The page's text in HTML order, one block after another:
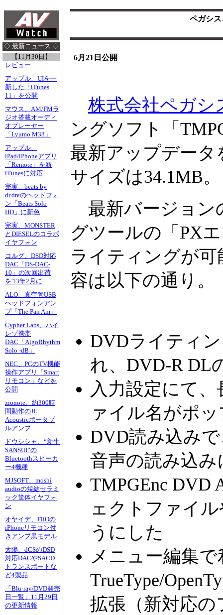
◇ 最新ニュース ◇
【11月30日】
レビュー
アップル、UIを一
新した「iTunes
11」を公開
マウス、AM/FMラ
ジオ搭載オーディ
オプレーヤー
「Lyumo M33」
アップル、
iPad/iPhoneアプリ
「Remote」を新
iTunesに対応
完実、beats by
dr.dreのヘッドフォ
ン「Beats Solo
HD」に新色
完実、MONSTER
とDIESELのコラボ
イヤフォン
コルグ、DSD対応
DAC「DS-DAC-
10」の次回出荷
を'13年2月に
ALO、真空管USB
ヘッドフォンアン
プ「The Pan Am」
Cypher Labs、ハイ
レゾ携帯
DAC「AlgoRhythm
Solo -dB」
NEC、PCのTV機能
操作アプリ「Smart
リモコン」などを
公開
zionote、約300時
間動作のJL
Acousticポータブ
ルアンプ
ドウシシャ、“新生
SANSUI”の
Bluetoothスピーカ
ー4機種
MJSOFT、moshi
audioの焼結セラミ
ック筐体イヤフォ
ン
オヤイデ、FiiOの
iPhoneリモコン付
きアンプ黒モデル
太陽、dCSのDSD
対応DACやSACD
トランスポートな
ど4製品
「Blu-ray/DVD発売
日一覧」11月29日
の更新情報
ペガシ
6月21日公開
株式会社ペガシ
ングソフト「
最新アップデー
サイズは34.1MB。
最新バージョン
グツールの「PX
ライティングが
容は以下の通り。
DVDライティ
れ、DVD-R DL
入力設定にて
ァイル名がポ
DVD読み込み
音声の読み込み
TMPGEnc DVD
ェクトファイ
うにした
メニュー編集
TrueType/
拡張（新対応